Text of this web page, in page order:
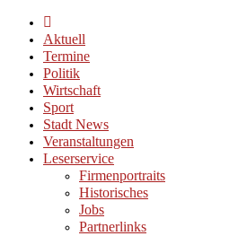
Aktuell
Termine
Politik
Wirtschaft
Sport
Stadt News
Veranstaltungen
Leserservice
Firmenportraits
Historisches
Jobs
Partnerlinks